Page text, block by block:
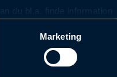
du bl.a. finde information
af vores
skal være nemme at
Marketing